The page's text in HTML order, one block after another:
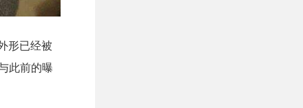
形已经被
此前的曝